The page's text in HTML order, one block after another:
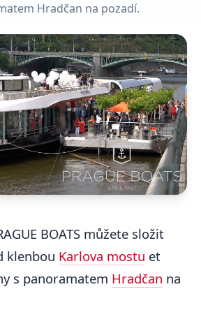
Hradčan na pozadí.
BOATS můžete složit
klenbou Karlova mostu et
s panoramatem Hradčan na